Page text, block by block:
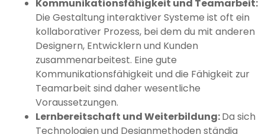
Kommunikationsfähigkeit und Teamarbeit:
Die Gestaltung interaktiver Systeme ist oft ein
kollaborativer Prozess, bei dem du mit anderen
Designern, Entwicklern und Kunden
zusammenarbeitest. Eine gute
Kommunikationsfähigkeit und die Fähigkeit zur
Teamarbeit sind daher wesentliche
Voraussetzungen.
Lernbereitschaft und Weiterbildung:Da sich
Technologien und Designmethoden ständig